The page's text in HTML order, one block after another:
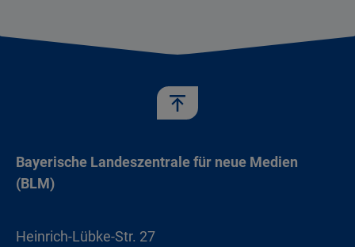
Bayerische Landeszentrale für neue Medien
(BLM)
Heinrich-Lübke-Str. 27